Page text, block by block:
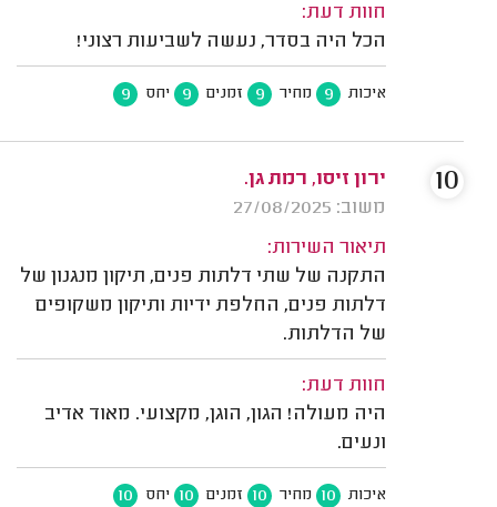
חוות דעת:
הכל היה בסדר, נעשה לשביעות רצוני!
איכות 9 מחיר 9 זמנים 9 יחס 9
ירון זיסו, רמת גן.
משוב: 27/08/2025
תיאור השירות:
התקנה של שתי דלתות פנים, תיקון מנגנון של
דלתות פנים, החלפת ידיות ותיקון משקופים
של הדלתות.
חוות דעת:
היה מעולה! הגון, הוגן, מקצועי. מאוד אדיב
ונעים.
איכות 10 מחיר 10 זמנים 10 יחס 10
10